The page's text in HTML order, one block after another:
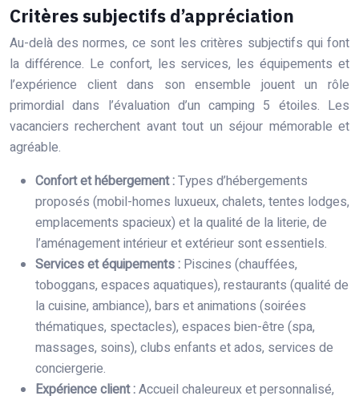
Critères subjectifs d’appréciation
Au-delà des normes, ce sont les critères subjectifs qui font
la différence. Le confort, les services, les équipements et
l’expérience client dans son ensemble jouent un rôle
primordial dans l’évaluation d’un camping 5 étoiles. Les
vacanciers recherchent avant tout un séjour mémorable et
agréable.
Confort et hébergement :Types d’hébergements
proposés (mobil-homes luxueux, chalets, tentes lodges,
emplacements spacieux) et la qualité de la literie, de
l’aménagement intérieur et extérieur sont essentiels.
Services et équipements : Piscines (chauffées,
toboggans, espaces aquatiques), restaurants (qualité de
la cuisine, ambiance), bars et animations (soirées
thématiques, spectacles), espaces bien-être (spa,
massages, soins), clubs enfants et ados, services de
conciergerie.
Expérience client :Accueil chaleureux et personnalisé,